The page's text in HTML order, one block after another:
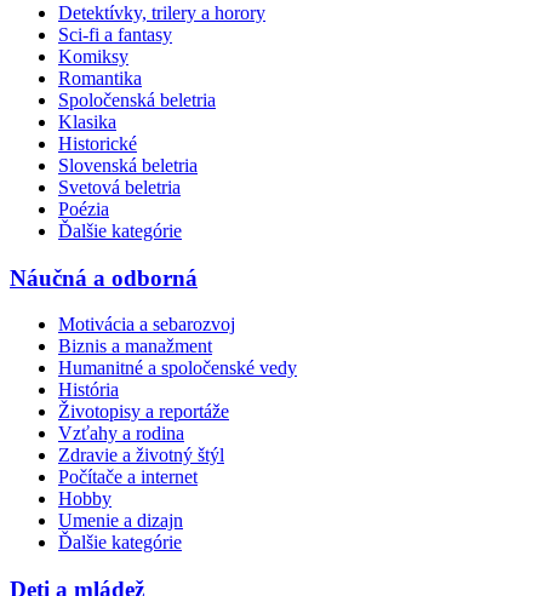
Detektívky, trilery a horory
Sci-fi a fantasy
Komiksy
Romantika
Spoločenská beletria
Klasika
Historické
Slovenská beletria
Svetová beletria
Poézia
Ďalšie kategórie
Náučná a odborná
Motivácia a sebarozvoj
Biznis a manažment
Humanitné a spoločenské vedy
História
Životopisy a reportáže
Vzťahy a rodina
Zdravie a životný štýl
Počítače a internet
Hobby
Umenie a dizajn
Ďalšie kategórie
Deti a mládež